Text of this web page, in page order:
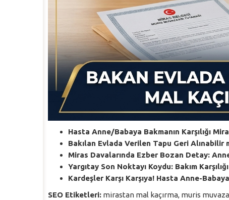
Hasta Anne/Babaya Bakmanın Karşılığı
Bakılan Evlada Verilen Tapu Geri Alınabilir
Miras Davalarında Ezber Bozan Detay:
Yargıtay Son Noktayı Koydu: Bakım
Kardeşler Karşı Karşıya! Hasta Anne-
SEO Etiketleri:mirastan mal kaçırma, muris